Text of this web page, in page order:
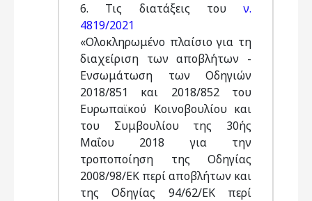
6. Τις διατάξεις του ν.
4819/2021
«Ολοκληρωμένο πλαίσιο για τη
διαχείριση των αποβλήτων -
Ενσωμάτωση των Οδηγιών
2018/851 και 2018/852 του
Ευρωπαϊκού Κοινοβουλίου και
του Συμβουλίου της 30ής
Μαΐου 2018 για την
τροποποίηση της Οδηγίας
2008/98/ΕΚ περί αποβλήτων και
της Οδηγίας 94/62/ΕΚ περί